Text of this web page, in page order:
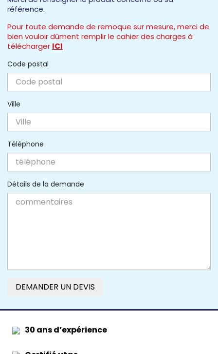
référence.
Pour toute demande de remoque sur mesure, merci de
bien vouloir dûment remplir le cahier des charges à
télécharger ICI
Code postal
Ville
Téléphone
Détails de la demande
DEMANDER UN DEVIS
30 ans d’expérience